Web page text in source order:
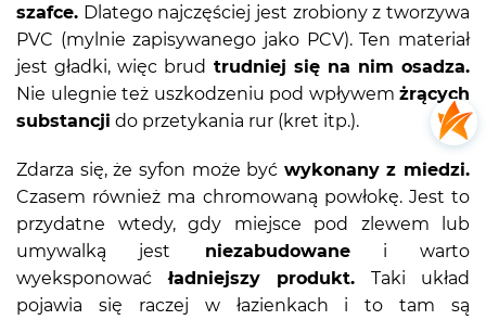
szafce. Dlatego najczęściej jest zrobiony z tworzywa
PVC (mylnie zapisywanego jako PCV). Ten materiał
jest gładki, więc brud trudniej się na nim osadza.
Nie ulegnie też uszkodzeniu pod wpływem żrących
substancji do przetykania rur (kret itp.).
Zdarza się, że syfon może być wykonany z miedzi.
Czasem również ma chromowaną powłokę. Jest to
przydatne wtedy, gdy miejsce pod zlewem lub
umywalką jest niezabudowanei warto
wyeksponowaćładniejszy produkt. Taki układ
pojawia się raczej w łazienkach i to tam są